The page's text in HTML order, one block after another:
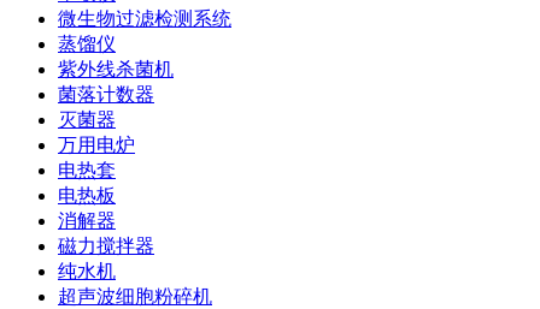
微生物过滤检测系统
蒸馏仪
紫外线杀菌机
菌落计数器
灭菌器
万用电炉
电热套
电热板
消解器
磁力搅拌器
纯水机
超声波细胞粉碎机